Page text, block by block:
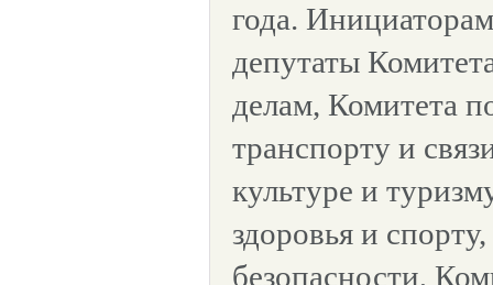
года.
депутаты
делам, Комитета
транспорту и
культуре и
здоровья и
безопасности,